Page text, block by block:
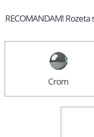
RECOMANDAM!
Crom